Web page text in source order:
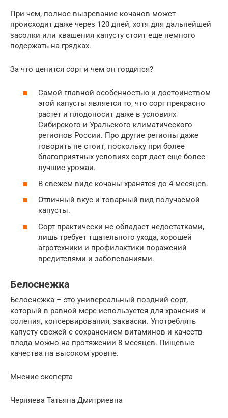
При чем, полное вызревание кочанов может
происходит даже через 120 дней, хотя для дальнейшей
засолки или квашения капусту стоит еще немного
подержать на грядках.
За что ценится сорт и чем он гордится?
Самой главной особенностью и достоинством
этой капусты является то, что сорт прекрасно
растет и плодоносит даже в условиях
Сибирского и Уральского климатического
регионов России. Про другие регионы даже
говорить не стоит, поскольку при более
благоприятных условиях сорт дает еще более
лучшие урожаи.
В свежем виде кочаны хранятся до 4 месяцев.
Отличный вкус и товарный вид получаемой
капусты.
Сорт практически не обладает недостатками,
лишь требует тщательного ухода, хорошей
агротехники и профилактики поражений
вредителями и заболеваниями.
Белоснежка
Белоснежка – это универсальный поздний сорт,
который в равной мере используется для хранения и
соления, консервирования, закваски. Употреблять
капусту свежей с сохранением витаминов и качеств
плода можно на протяжении 8 месяцев. Пищевые
качества на высоком уровне.
Мнение эксперта
Черняева Татьяна Дмитриевна